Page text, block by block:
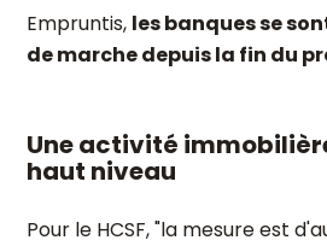
Empruntis, les banques se
de marche depuis la fin du
Une activité
haut niveau
Pour le HCSF, "la mesure est